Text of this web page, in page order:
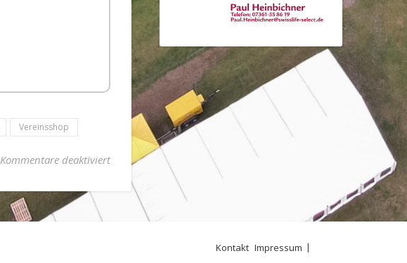
Vereinsshop
Kommentare deaktiviertfür Der Viktoria-Shop ist ONLINE!
Kontakt Impressum